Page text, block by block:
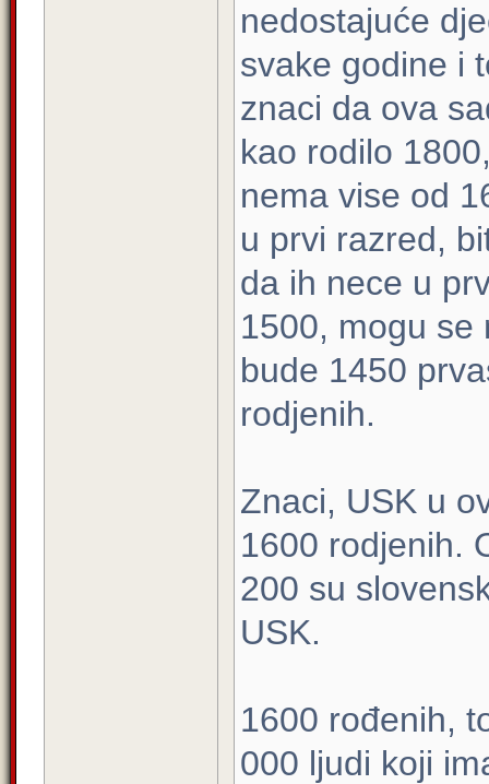
nedostajuće
svake godine i
znaci da ova
kao rodilo
nema vise od
u prvi razred,
da ih nece u
1500, mogu se
bude 1450
rodjenih.
Znaci, USK u
1600 rodjenih.
200 su
USK.
1600 rođenih,
000 ljudi koji